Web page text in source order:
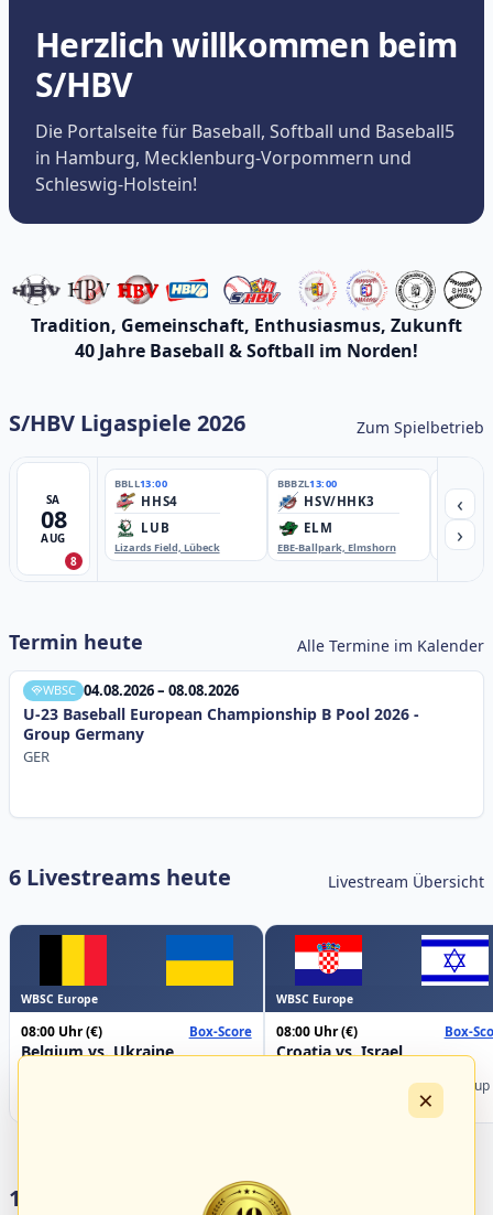
Herzlich willkommen beim
S/HBV
Die Portalseite für Baseball, Softball und Baseball5
in Hamburg, Mecklenburg-Vorpommern und
Schleswig-Holstein!
Tradition, Gemeinschaft, Enthusiasmus, Zukunft
40 Jahre Baseball & Softball im Norden!
S/HBV Ligaspiele 2026 Zum Spielbetrieb
SA
08
AUG
8
BBLL13:00
HHS4
LUB
Lizards Field, Lübeck
BBBZL13:00
HSV/HHK3
ELM
EBE-Ballpark, Elmshorn
‹
›
Termin heute Alle Termine im Kalender
WBSC 04.08.2026 – 08.08.2026
U-23 Baseball European Championship B Pool 2026 -
Group Germany
GER
6 Livestreams heute Livestream Übersicht
WBSC Europe
08:00 Uhr(€) Box-Score
Belgium vs. Ukraine
WBSC Europe
08:00 Uhr(€) Box-
Croatia vs. Israel
Championship B Pool 2026 - Group
17 Vereine im S/HBV
×